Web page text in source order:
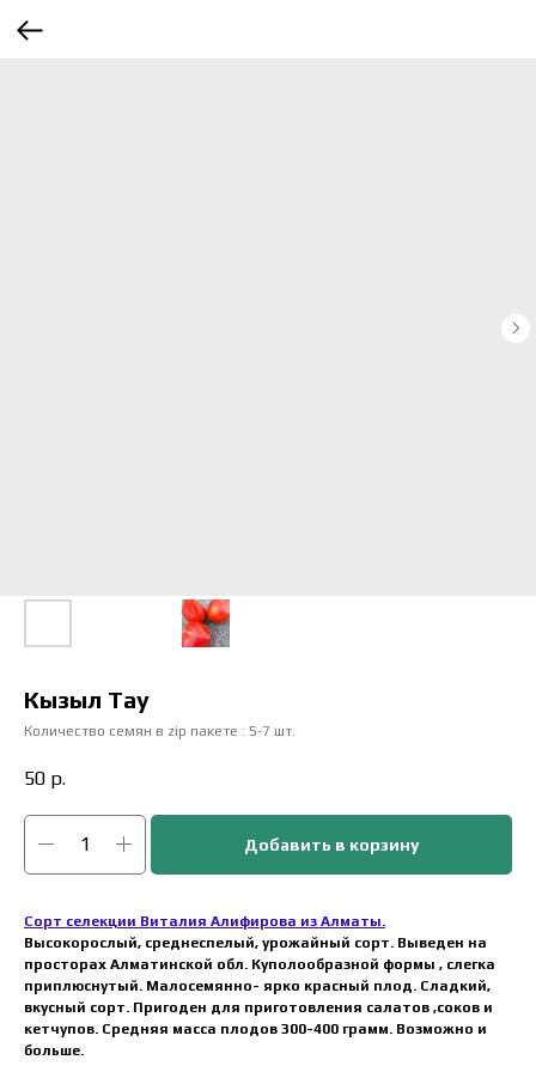
Кызыл Тау
Количество семян в zip пакете : 5-7 шт.
50 р.
Добавить в корзину
Сорт селекции Виталия Алифирова из Алматы.
Высокорослый, среднеспелый, урожайный сорт. Выведен на
просторах Алматинской обл. Куполообразной формы , слегка
приплюснутый. Малосемянно- ярко красный плод. Сладкий,
вкусный сорт. Пригоден для приготовления салатов ,соков и
кетчупов. Средняя масса плодов 300-400 грамм. Возможно и
больше.